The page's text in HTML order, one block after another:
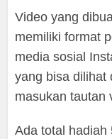
Video yang
memiliki format
media sosial
yang bisa dilihat
masukan tautan
Ada total hadiah